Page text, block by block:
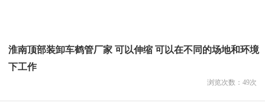
淮南顶部装卸车鹤管厂家 可以伸缩 可以在不同的场地和环境
下工作
浏览次数： 49次